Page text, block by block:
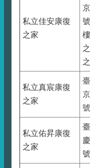
私立佳安康復
之家
私立真宸康復
之家
私立佑昇康復
之家
號